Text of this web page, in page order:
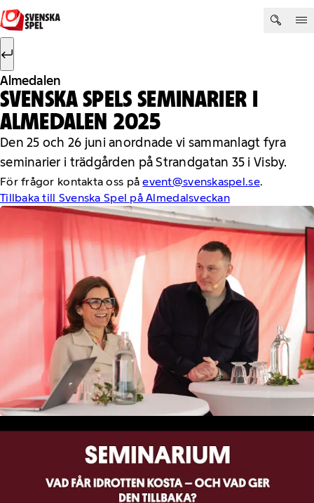
Hoppa till innehåll
Sök efter:
Almedalen
SVENSKA SPELS SEMINARIER I
ALMEDALEN 2025
Den 25 och 26 juni anordnade vi sammanlagt fyra
seminarier i trädgården på Strandgatan 35 i Visby.
För frågor kontakta oss påevent@svenskaspel.se.
Tillbaka till Svenska Spel på Almedalsveckan